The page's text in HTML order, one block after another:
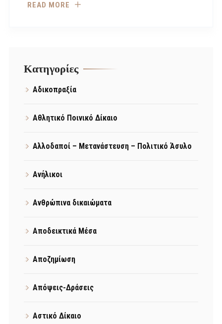
READ MORE
Kατηγορίες
Αδικοπραξία
Αθλητικό Ποινικό Δίκαιο
Αλλοδαποί – Μετανάστευση – Πολιτικό Άσυλο
Ανήλικοι
Ανθρώπινα δικαιώματα
Αποδεικτικά Μέσα
Αποζημίωση
Απόψεις-Δράσεις
Αστικό Δίκαιο